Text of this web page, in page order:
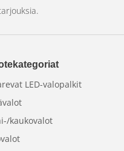
pesunestettä, koska
100 ml on tarkoitettu 4-5
vähemmällä ja
haluat.
LED-valopalkit
kaukovalot